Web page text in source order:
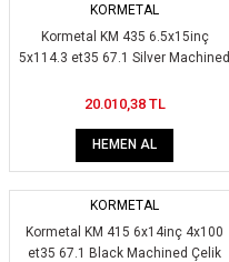
KORMETAL
Kormetal KM 435 6.5x15inç
5x114.3 et35 67.1 Silver Machined
20.010,38 TL
HEMEN AL
KORMETAL
Kormetal KM 415 6x14inç 4x100
et35 67.1 Black Machined Çelik